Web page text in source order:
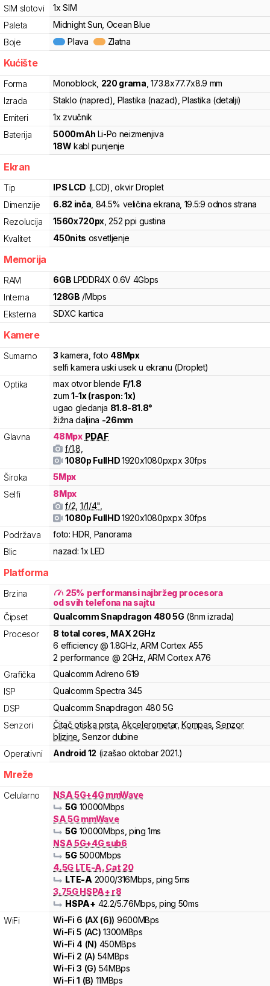
SIM slotovi
1x SIM
Paleta
Midnight Sun, Ocean Blue
Boje
Plava Zlatna
Kućište
Forma Monoblock 220 grama 173.8x77.7x8.9 mm
Izrada
Staklo (napred), Plastika (nazad), Plastika (detalji)
Emiteri
1x zvučnik
Baterija
5000mAh Li-Po neizmenjiva
18W kabl punjenje
Ekran
Tip IPS LCD (LCD) , okvir Droplet
Dimenzije
6.82 inča , 84.5% veličina ekrana , 19.5:9 odnos strana
Rezolucija
1560x720px ,252 ppi gustina
Kvalitet
450nits osvetljenje
Memorija
RAM 6GB LPDDR4X 0.6V 4Gbps
Interna
128GB /Mbps
Eksterna
SDXC kartica
Kamere
Sumarno 3 kamera foto 48Mpx
selfi kamera uski usek u ekranu (Droplet)
Optika
max otvor blende F/1.8
zum1-1x (raspon:1x)
ugao gledanja 81.8-81.8°
žižna daljina -26mm
Glavna
48Mpx PDAF
f/1.8
1080p FullHD1920x1080pxpx30fps
Široka
5Mpx
Selfi
8Mpx
f/2 1/1/4"
1080p FullHD1920x1080pxpx30fps
Podržava
foto: HDR, Panorama
Blic
nazad: 1x LED
Platforma
Brzina 25% performansi najbržeg procesora
od svih telefona na sajtu
Čipset
QualcommSnapdragon 480 5G (8nm izrada)
Procesor
8 total cores , MAX 2GHz
6 efficiency @ 1.8GHz,ARM Cortex A55
2 performance @ 2GHz, ARM Cortex A76
Grafička
Qualcomm Adreno 619
ISP
Qualcomm Spectra 345
DSP
Qualcomm Snapdragon 480 5G
Senzori
Čitač otiska prsta ,Akcelerometar,Kompas ,Senzor
blizine ,Senzor dubine
Operativni
Android 12 (izašao oktobar 2021.)
Mreže
Celularno
NSA 5G+4G mmWave
5G 10000Mbps
SA 5G mmWave
5G 10000Mbps , ping 1ms
NSA 5G+4G sub6
5G 5000Mbps
4.5G LTE-A, Cat 20
LTE-A 2000/316Mbps , ping 5ms
3.75G HSPA+ r8
HSPA+ 42.2/5.76Mbps , ping 50ms
WiFi
Wi-Fi 6 (AX (6)) 9600MBps
Wi-Fi5 (AC) 1300MBps
Wi-Fi 4 (N) 450MBps
Wi-Fi 2 (A) 54MBps
Wi-Fi3 (G) 54MBps
Wi-Fi1 (B) 11MBps